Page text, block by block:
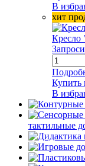
В
хит
Кресло
Купить
В
тактильные